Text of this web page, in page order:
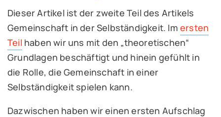
Dieser Artikel ist der zweite Teil des Artikels
Gemeinschaft in der Selbständigkeit. Imersten
Teil haben wir uns mit den „theoretischen“
Grundlagen beschäftigt und hinein gefühlt in
die Rolle, die Gemeinschaft in einer
Selbständigkeit spielen kann.
Dazwischen haben wir einen ersten Aufschlag